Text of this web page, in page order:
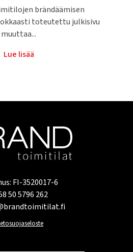
brändäämisen
toteutettu julkisivu
muuttaa...
Lue lisää
FI-3520017-6
50 5796 262